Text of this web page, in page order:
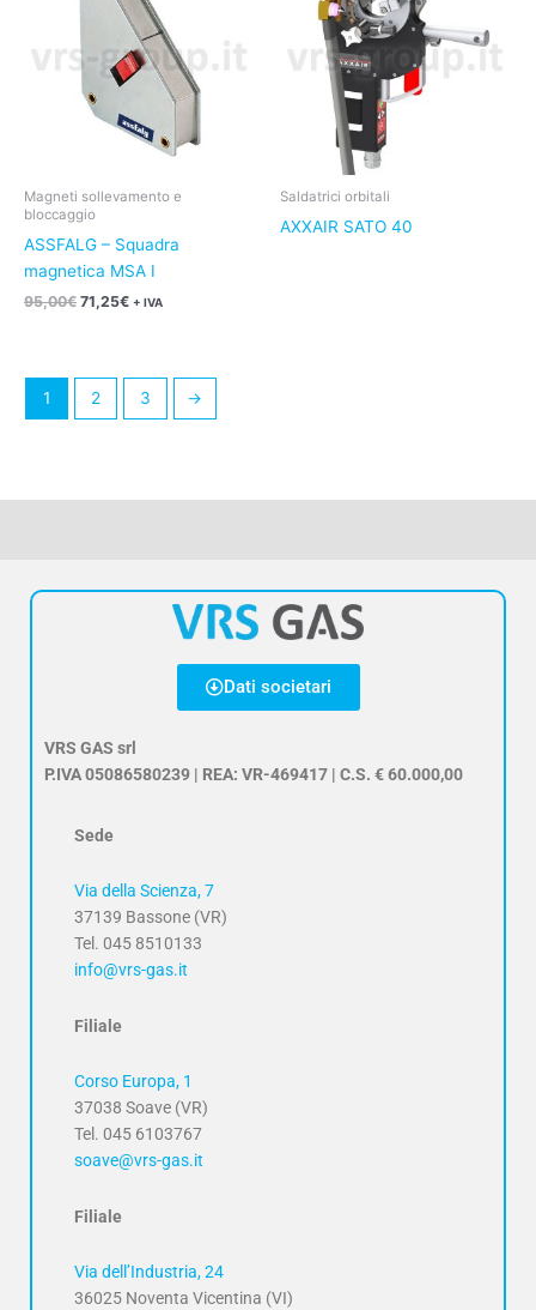
Magneti sollevamento e
bloccaggio
ASSFALG – Squadra
magnetica MSA I
95,00€
95,00€.
71,25€
71,25€.
+ IVA
Saldatrici orbitali
AXXAIR SATO 40
1 2 3 →
Dati societari
VRS GAS srl
P.IVA 05086580239 | REA: VR-469417 | C.S. € 60.000,00
Sede
Via della Scienza, 7
37139 Bassone (VR)
Tel. 045 8510133
info@vrs-gas.it
Filiale
Corso Europa, 1
37038 Soave (VR)
Tel. 045 6103767
soave@vrs-gas.it
Filiale
Via dell’Industria, 24
36025 Noventa Vicentina (VI)